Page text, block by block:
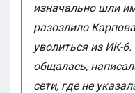
изначально шли
разозлило
уволиться из ИК-
общалась,
сети, где не